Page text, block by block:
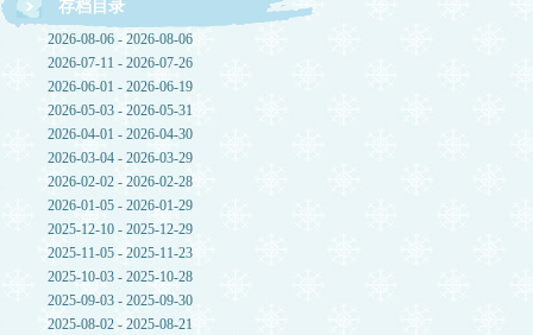
存档目录
2026-08-06 - 2026-08-06
2026-07-11 - 2026-07-26
2026-06-01 - 2026-06-19
2026-05-03 - 2026-05-31
2026-04-01 - 2026-04-30
2026-03-04 - 2026-03-29
2026-02-02 - 2026-02-28
2026-01-05 - 2026-01-29
2025-12-10 - 2025-12-29
2025-11-05 - 2025-11-23
2025-10-03 - 2025-10-28
2025-09-03 - 2025-09-30
2025-08-02 - 2025-08-21